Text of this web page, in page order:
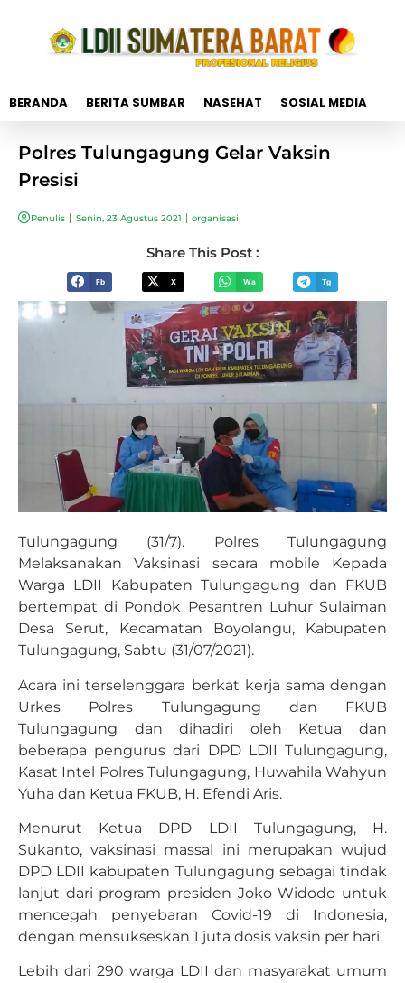
BERANDA BERITA SUMBAR NASEHAT SOSIAL MEDIA
Polres Tulungagung Gelar Vaksin
Presisi
Penulis Senin, 23 Agustus 2021 organisasi
Share This Post :
Fb X Wa Tg
Tulungagung (31/7). Polres Tulungagung
Melaksanakan Vaksinasi secara mobile Kepada
Warga LDII Kabupaten Tulungagung dan FKUB
bertempat di Pondok Pesantren Luhur Sulaiman
Desa Serut, Kecamatan Boyolangu, Kabupaten
Tulungagung, Sabtu (31/07/2021).
Acara ini terselenggara berkat kerja sama dengan
Urkes Polres Tulungagung dan FKUB
Tulungagung dan dihadiri oleh Ketua dan
beberapa pengurus dari DPD LDII Tulungagung,
Kasat Intel Polres Tulungagung, Huwahila Wahyun
Yuha dan Ketua FKUB, H. Efendi Aris.
Menurut Ketua DPD LDII Tulungagung, H.
Sukanto, vaksinasi massal ini merupakan wujud
DPD LDII kabupaten Tulungagung sebagai tindak
lanjut dari program presiden Joko Widodo untuk
mencegah penyebaran Covid-19 di Indonesia,
dengan mensukseskan 1 juta dosis vaksin per hari.
Lebih dari 290 warga LDII dan masyarakat umum